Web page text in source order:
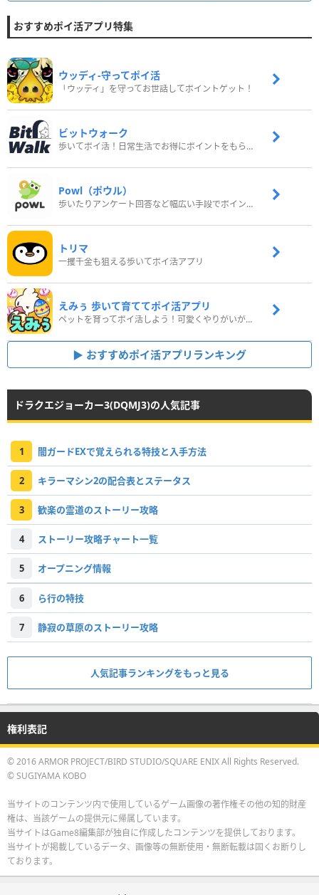
おすすめポイ活アプリ特集
ウッディ‐守ってポイ活
「ウッディ」を守ってお世話してポイントゲット！
ビットウォーク
歩いてポイ活！日常生活でお得にポイントをもらおう
Powl（ポウル）
歩いたりアンケート回答など幅広い手段でポイントをゲット
トリマ
一攫千金も狙える歩いてポイ活アプリ
えみぅ 歩いて育ててポイ活アプリ
ペットを育ってポイ活しよう！可愛くやりがいがある新感覚アプリ
おすすめポイ活アプリランキング
ドラクエジョーカー3(DQMJ3)の人気記事
1 闇ガードEXで覚えられる特技と入手方法
2 キラーマシン2の配合表とステータス
3 歓楽の霊道のストーリー攻略
4 ストーリー攻略チャート一覧
5 オープニング情報
6 ら行の特技
7 静寂の草原のストーリー攻略
人気記事ランキングをもっと見る
権利表記
© 2016 ARMOR PROJECT/BIRD STUDIO/SQUARE ENIX All Rights Reserved.
© SUGIYAMA KOBO
当サイトのコンテンツ内で使用しているゲーム画像の著作権その他の知的財産
権は、当該ゲームの提供元に帰属しています。
当サイトはGame8編集部が独自に作成したコンテンツを提供しております。
当サイトが掲載しているデータ、画像等の無断使用・無断転載は固くお断りし
ております。